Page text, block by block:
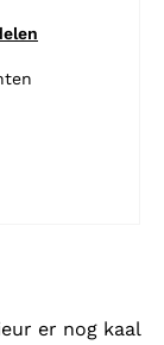
er nog kaal